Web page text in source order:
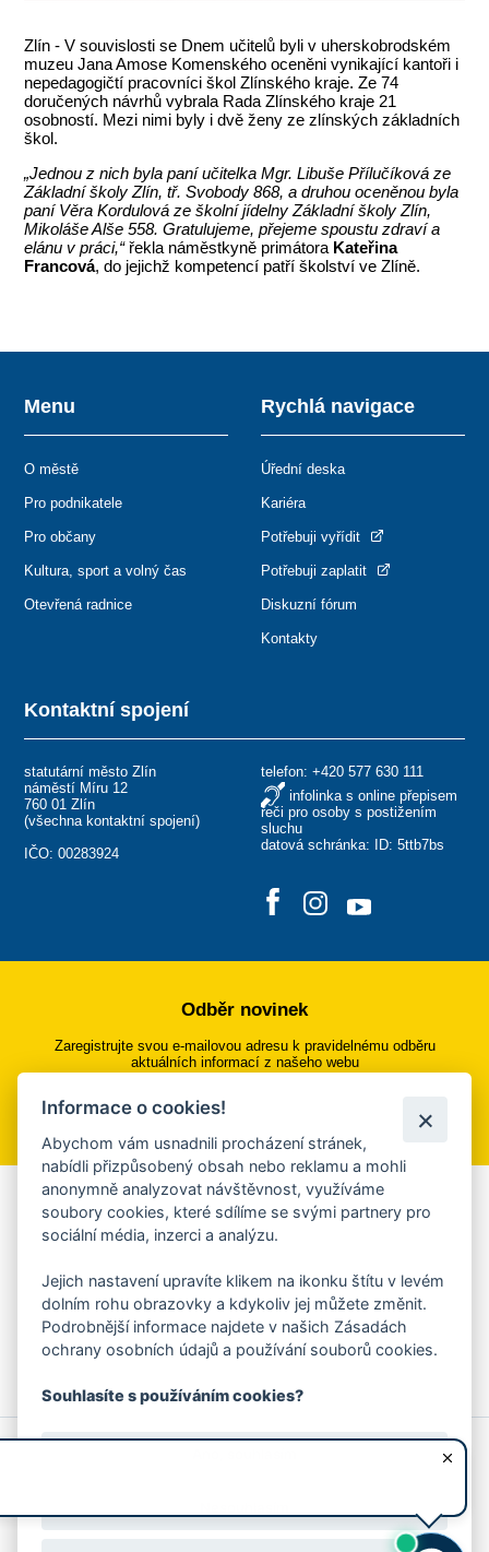
Zlín - V souvislosti se Dnem učitelů byli v uherskobrodském
muzeu Jana Amose Komenského oceněni vynikající kantoři i
nepedagogičtí pracovníci škol Zlínského kraje. Ze 74
doručených návrhů vybrala Rada Zlínského kraje 21
osobností. Mezi nimi byly i dvě ženy ze zlínských základních
škol.
„Jednou z nich byla paní učitelka Mgr. Libuše Přílučíková ze
Základní školy Zlín, tř. Svobody 868, a druhou oceněnou byla
paní Věra Kordulová ze školní jídelny Základní školy Zlín,
Mikoláše Alše 558. Gratulujeme, přejeme spoustu zdraví a
elánu v práci,“řekla náměstkyně primátora Kateřina
Francová, do jejichž kompetencí patří školství ve Zlíně.
Kontaktní spojení
statutární město Zlín
náměstí Míru 12
760 01 Zlín
(všechna kontaktní spojení)
IČO: 00283924
telefon: +420 577 630 111
infolinka s online přepisem
řeči pro osoby s postižením
sluchu
datová schránka: ID: 5ttb7bs
Menu
O městě
Pro podnikatele
Pro občany
Kultura, sport a volný čas
Otevřená radnice
Rychlá navigace
Úřední deska
Kariéra
Potřebuji vyřídit
Potřebuji zaplatit
Diskuzní fórum
Kontakty
Odběr novinek
Zaregistrujte svou e-mailovou adresu k pravidelnému odběru
aktuálních informací z našeho webu
Přihlásit se k odběru
Aplikace Mobilní rozhlas
Chcete dostávat do svého mobilu či mailu upozornění na
ankety, pozvánky na kulturní a sportovní akce?
Více informací o aplikaci
© 2026 Magistrát města Zlína
Prohlášení o používání cookies
Informace o cookies!
Abychom vám usnadnili procházení stránek,
nabídli přizpůsobený obsah nebo reklamu a mohli
anonymně analyzovat návštěvnost, využíváme
soubory cookies, které sdílíme se svými partnery pro
sociální média, inzerci a analýzu.
Jejich nastavení upravíte klikem na ikonku štítu v levém
dolním rohu obrazovky a kdykoliv jej můžete změnit.
Podrobnější informace najdete v našich Zásadách
ochrany osobních údajů a používání souborů cookies.
Souhlasíte s používáním cookies?